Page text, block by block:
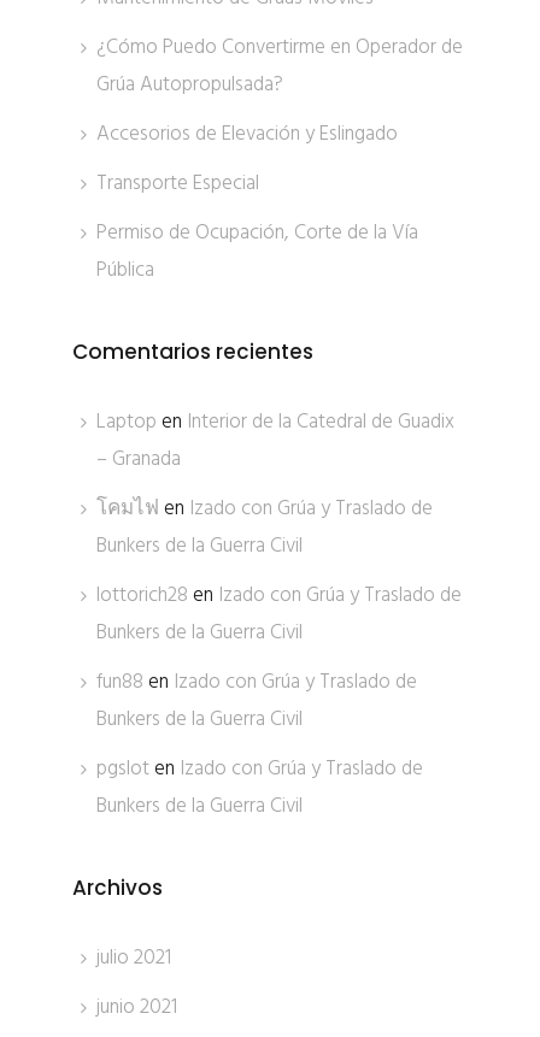
¿Cómo Puedo Convertirme en Operador de
Grúa Autopropulsada?
Accesorios de Elevación y Eslingado
Transporte Especial
Permiso de Ocupación, Corte de la Vía
Pública
Comentarios recientes
Laptop en Interior de la Catedral de Guadix
– Granada
โคมไฟ en Izado con Grúa y Traslado de
Bunkers de la Guerra Civil
lottorich28 en Izado con Grúa y Traslado de
Bunkers de la Guerra Civil
fun88 en Izado con Grúa y Traslado de
Bunkers de la Guerra Civil
pgsloten Izado con Grúa y Traslado de
Bunkers de la Guerra Civil
Archivos
julio 2021
junio 2021